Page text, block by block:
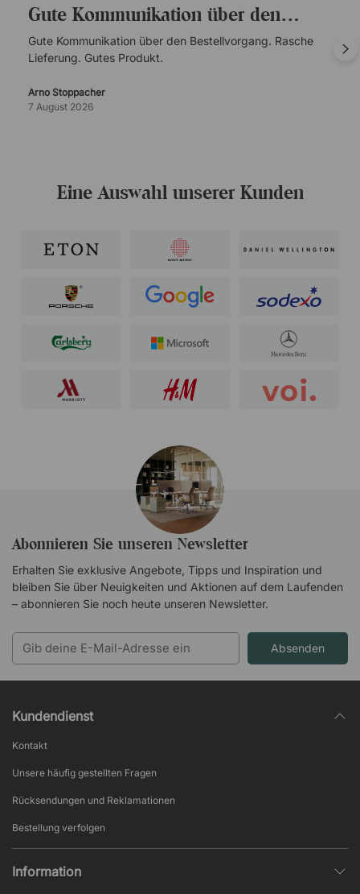
Gute Kommunikation über den…
Gute Kommunikation über den Bestellvorgang. Rasche
Lieferung. Gutes Produkt.
Arno Stoppacher
7 August 2026
Eine Auswahl unserer Kunden
Abonnieren Sie unseren Newsletter
Erhalten Sie exklusive Angebote, Tipps und Inspiration und
bleiben Sie über Neuigkeiten und Aktionen auf dem Laufenden
– abonnieren Sie noch heute unseren Newsletter.
Absenden
Kundendienst
Kontakt
Unsere häufig gestellten Fragen
Rücksendungen und Reklamationen
Bestellung verfolgen
Information